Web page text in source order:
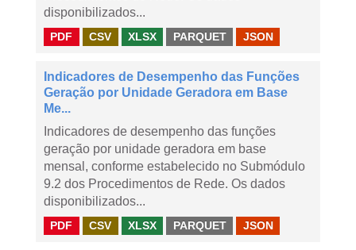
disponibilizados...
PDF CSV XLSX PARQUET JSON
Indicadores de Desempenho das Funções
Geração por Unidade Geradora em Base
Me...
Indicadores de desempenho das funções
geração por unidade geradora em base
mensal, conforme estabelecido no Submódulo
9.2 dos Procedimentos de Rede. Os dados
disponibilizados...
PDF CSV XLSX PARQUET JSON